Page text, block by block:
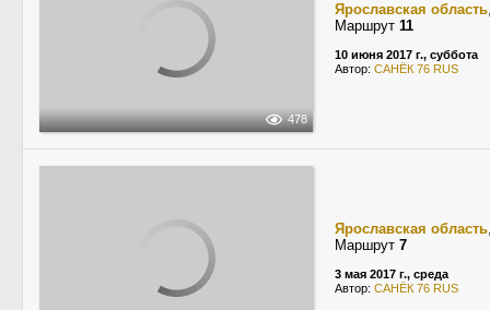
478
Ярославская область
Маршрут 11
10 июня 2017 г., суббота
Автор: САНЁК 76 RUS
Ярославская область
Маршрут 7
3 мая 2017 г., среда
Автор: САНЁК 76 RUS